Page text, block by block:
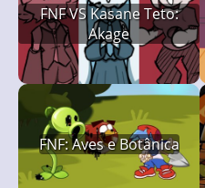
FNF VS Kasane Teto:
Akage
FNF: Aves e Botânica